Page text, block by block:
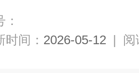
时间： 2026-05-12 | 阅